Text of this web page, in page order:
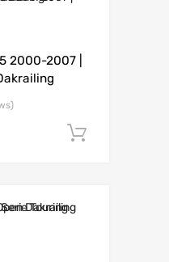
2000-2007 |